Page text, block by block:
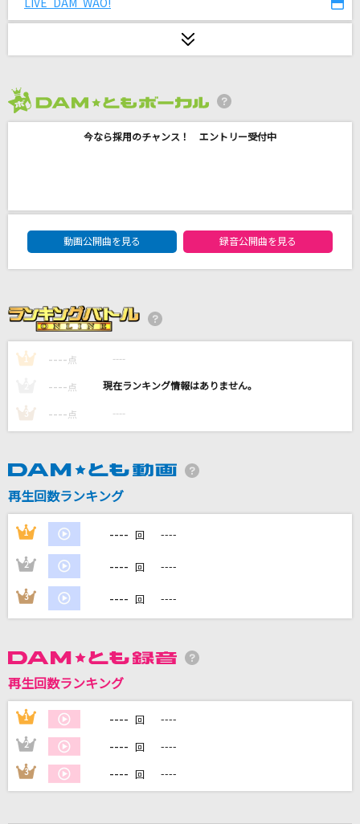
隣で
岩本公水
[生音]HALF
乙女のグロリアス
EGOIST
カラオケ最新情報をチェック！
LIVE DAM WAO!
今なら採用のチャンス！ エントリー受付中
DAM★ともボーカルエントリーランキング
動画公開曲を見る
録音公開曲を見る
1 ---- 点 ----
---- 点 ----
3 ---- 点 ----
再生回数ランキング
1 ---- 回 ----
2 ---- 回 ----
3 ---- 回 ----
再生回数ランキング
1 ---- 回 ----
2 ---- 回 ----
3 ---- 回 ----